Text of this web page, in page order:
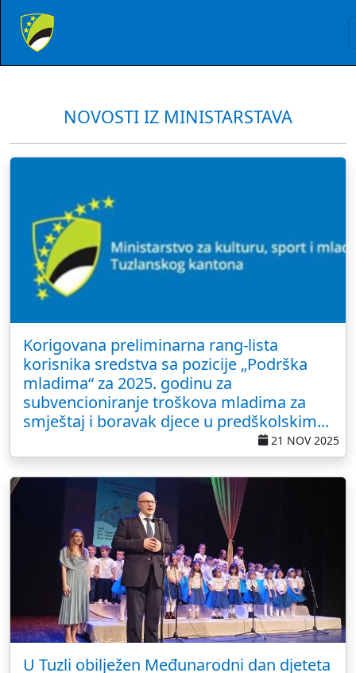
NOVOSTI IZ MINISTARSTAVA
Korigovana preliminarna rang-lista
korisnika sredstva sa pozicije „Podrška
mladima“ za 2025. godinu za
subvencioniranje troškova mladima za
smještaj i boravak djece u predškolskim...
21 NOV 2025
U Tuzli obilježen Međunarodni dan djeteta